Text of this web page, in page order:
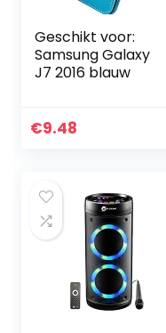
Geschikt voor:
Samsung Galaxy
J7 2016 blauw
€9.48